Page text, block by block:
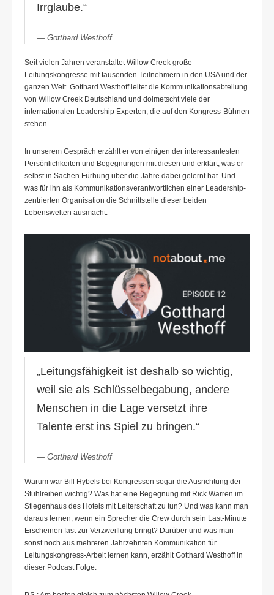
Irrglaube.“
Gotthard Westhoff
Seit vielen Jahren veranstaltet Willow Creek große
Leitungskongresse mit tausenden Teilnehmern in den USA und der
ganzen Welt. Gotthard Westhoff leitet die Kommunikationsabteilung
von Willow Creek Deutschland und dolmetscht viele der
internationalen Leadership Experten, die auf den Kongress-Bühnen
stehen.
In unserem Gespräch erzählt er von einigen der interessantesten
Persönlichkeiten und Begegnungen mit diesen und erklärt, was er
selbst in Sachen Fürhung über die Jahre dabei gelernt hat. Und
was für ihn als Kommunikationsverantwortlichen einer Leadership-
zentrierten Organisation die Schnittstelle dieser beiden
Lebenswelten ausmacht.
„Leitungsfähigkeit ist deshalb so wichtig,
weil sie als Schlüsselbegabung, andere
Menschen in die Lage versetzt ihre
Talente erst ins Spiel zu bringen.“
Gotthard Westhoff
Warum war Bill Hybels bei Kongressen sogar die Ausrichtung der
Stuhlreihen wichtig? Was hat eine Begegnung mit Rick Warren im
Stiegenhaus des Hotels mit Leiterschaft zu tun? Und was kann man
daraus lernen, wenn ein Sprecher die Crew durch sein Last-Minute
Erscheinen fast zur Verzweiflung bringt? Darüber und was man
sonst noch aus mehreren Jahrzehnten Kommunikation für
Leitungskongress-Arbeit lernen kann, erzählt Gotthard Westhoff in
dieser Podcast Folge.